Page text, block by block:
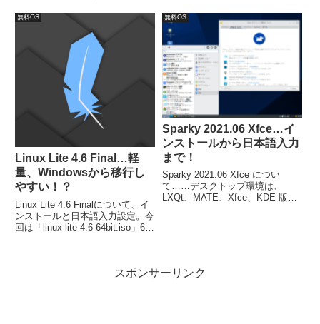
ましたので、細かく手順を追って
Android x-86 7.1-rc1 についてま
るだけです。
無料OS
Linux Lite 4.6 Final…軽
量、Windowsから移行し
やすい！？
Linux Lite 4.6 Finalについて、イ
ンストールと日本語入力設定。今
回は「linux-lite-4.6-64bit.iso」64
無料OS
Sparky 2021.06 Xfce…イ
ンストールから日本語入力
まで！
Sparky 2021.06 Xfce につい
て……デスクトップ環境は、
LXQt、MATE、Xfce、KDE 版な
スポンサーリンク